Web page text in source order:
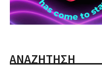
ΑΝΑΖΗΤΗΣΗ